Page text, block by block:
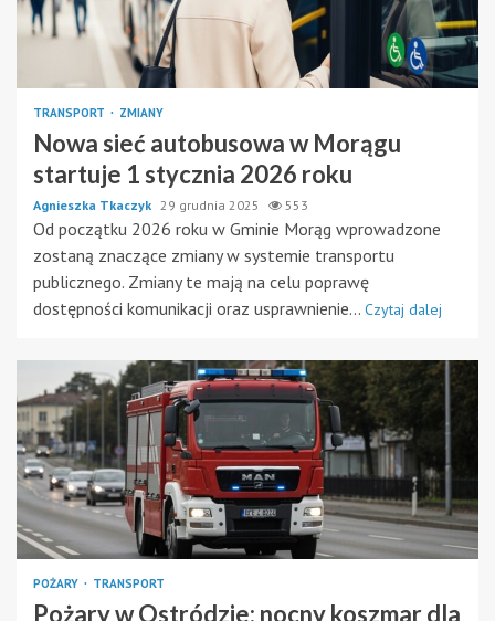
TRANSPORT ZMIANY
Nowa sieć autobusowa w Morągu
startuje 1 stycznia 2026 roku
Agnieszka Tkaczyk 29 grudnia 2025 553
Od początku 2026 roku w Gminie Morąg wprowadzone
zostaną znaczące zmiany w systemie transportu
publicznego. Zmiany te mają na celu poprawę
dostępności komunikacji oraz usprawnienie... Czytaj dalej
POŻARY TRANSPORT
Pożary w Ostródzie: nocny koszmar dla